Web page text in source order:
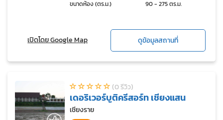
ขนาดห้อง (ตร.ม.)
90 - 275 ตร.ม.
เปิดโดย Google Map ดูข้อมูลสถานที่
(0 รีวิว)
เดอริเวอร์บูติครีสอร์ท เชียงแสน
เชียงราย